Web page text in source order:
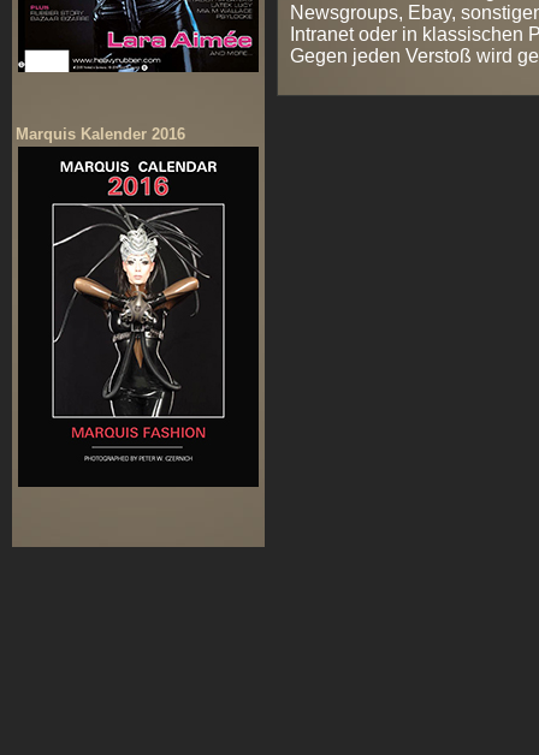
Marquis Kalender 2016
Newsgroups, Ebay,
Intranet oder in klassischen
Gegen jeden Verstoß wird